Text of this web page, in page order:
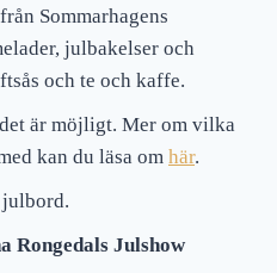
Sommarhagens
julbakelser och
och te och kaffe.
är möjligt. Mer om vilka
kan du läsa om här.
julbord.
Rongedals Julshow